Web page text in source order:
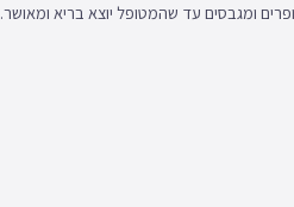
ומגבסים עד שהמטופל יוצא בריא ומאושר.